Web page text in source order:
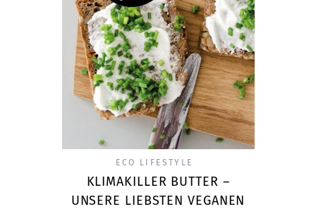
ECO LIFESTYLE
KLIMAKILLER BUTTER –
UNSERE LIEBSTEN VEGANEN